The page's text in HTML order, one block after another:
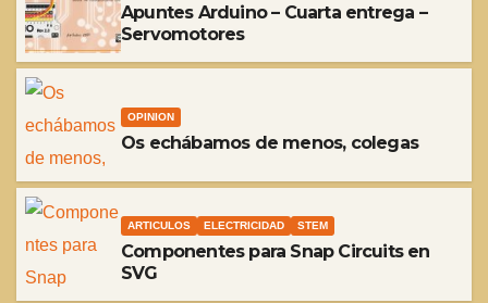
Apuntes Arduino – Cuarta entrega –
Servomotores
OPINION
Os echábamos de menos, colegas
ARTICULOS ELECTRICIDAD STEM
Componentes para Snap Circuits en
SVG